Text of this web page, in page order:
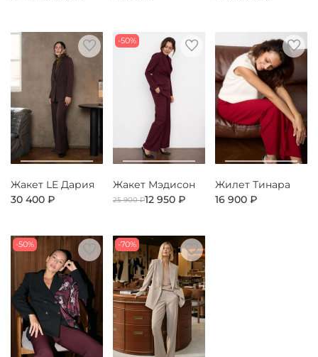
Жакет LE Дария
30 400 ₽
-50%
Жакет Мэдисон
25 900 ₽12 950 ₽
Жилет Тинара
16 900 ₽
-50% -70%